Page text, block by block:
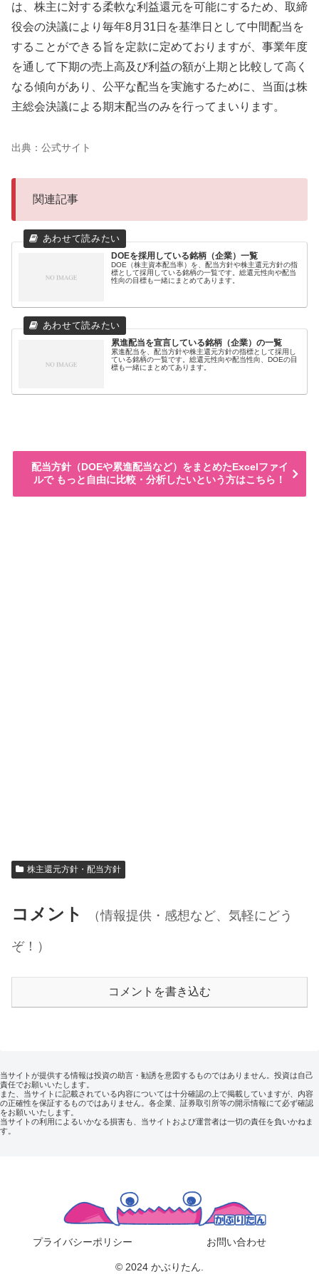
は、株主に対する柔軟な利益還元を可能にするため、取締
役会の決議により毎年8月31日を基準日として中間配当を
することができる旨を定款に定めておりますが、事業年度
を通して下期の売上高及び利益の額が上期と比較して高く
なる傾向があり、公平な配当を実施するために、当面は株
主総会決議による期末配当のみを行ってまいります。
出典：公式サイト
関連記事
DOEを採用している銘柄（企業）一覧
DOE（株主資本配当率）を、配当方針や株主還元方針の指
標として採用している銘柄の一覧です。総還元性向や配当
性向の目標も一緒にまとめてあります。
累進配当を宣言している銘柄（企業）の一覧
累進配当を、配当方針や株主還元方針の指標として採用し
ている銘柄の一覧です。総還元性向や配当性向、DOEの目
標も一緒にまとめてあります。
配当方針（DOEや累進配当など）をまとめたExcelファイ
ルで もっと自由に比較・分析したいという方はこちら！
株主還元方針・配当方針
コメント
（情報提供・感想など、気軽にどう
ぞ！）
コメントを書き込む
当サイトが提供する情報は投資の助言・勧誘を意図するものではありません。投資は自己
責任でお願いいたします。
また、当サイトに記載されている内容については十分確認の上で掲載していますが、内容
の正確性を保証するものではありません。各企業、証券取引所等の開示情報にて必ず確認
をお願いいたします。
当サイトの利用によるいかなる損害も、当サイトおよび運営者は一切の責任を負いかねま
す。
プライバシーポリシー お問い合わせ
© 2024 かぶりたん.